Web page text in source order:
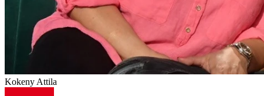
Kokeny Attila